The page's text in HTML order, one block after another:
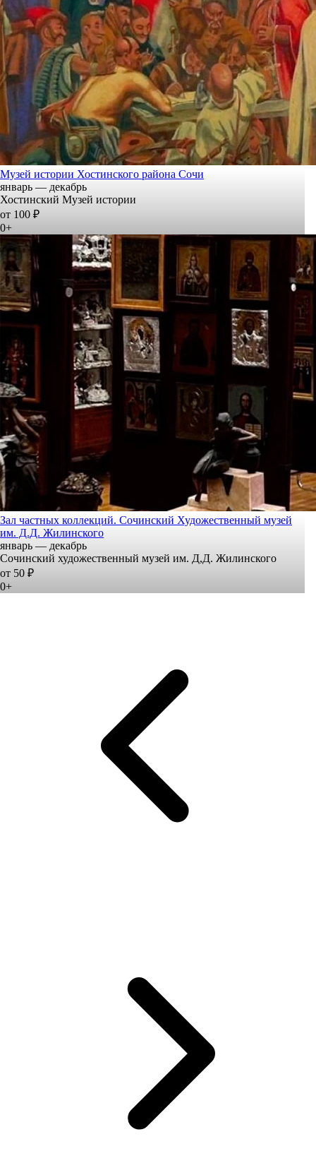
Музей истории Хостинского района Сочи
январь — декабрь
Хостинский Музей истории
от 100 ₽
0+
Зал частных коллекций. Сочинский Художественный музей
им. Д.Д. Жилинского
январь — декабрь
Сочинский художественный музей им. Д,Д. Жилинского
от 50 ₽
0+